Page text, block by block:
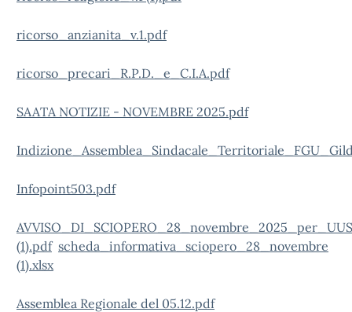
ricorso_anzianita_v.1.pdf
ricorso_precari_R.P.D._e_C.I.A.pdf
SAATA NOTIZIE - NOVEMBRE 2025.pdf
Infopoint503.pdf
(1).pdf scheda_informativa_sciopero_28_novembre
(1).xlsx
Assemblea Regionale del 05.12.pdf